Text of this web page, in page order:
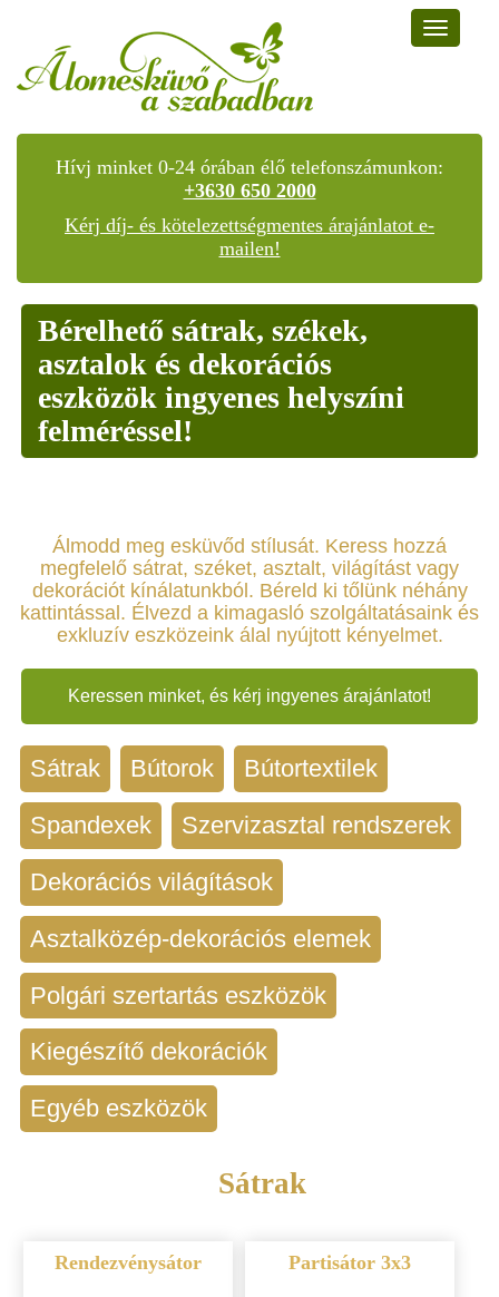
Toggle
Hívj minket 0-24 órában élő telefonszámunkon:
+3630 650 2000
Kérj díj- és kötelezettségmentes árajánlatot e-
mailen!
Bérelhető sátrak, székek,
asztalok és dekorációs
eszközök ingyenes helyszíni
felméréssel!
Álmodd meg esküvőd stílusát. Keress hozzá
megfelelő sátrat, széket, asztalt, világítást vagy
dekorációt kínálatunkból. Béreld ki tőlünk néhány
kattintással. Élvezd a kimagasló szolgáltatásaink és
exkluzív eszközeink álal nyújtott kényelmet.
Keressen minket, és kérj ingyenes árajánlatot!
Sátrak Bútorok Bútortextilek
Spandexek Szervizasztal rendszerek
Dekorációs világítások
Asztalközép-dekorációs elemek
Polgári szertartás eszközök
Kiegészítő dekorációk
Egyéb eszközök
Sátrak
Rendezvénysátor Partisátor 3x3